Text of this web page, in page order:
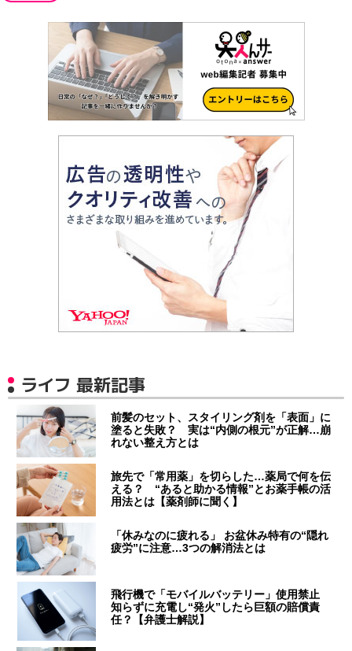
ライフ 最新記事
前髪のセット、スタイリング剤を「表面」に
塗ると失敗？ 実は“内側の根元”が正解…崩
れない整え方とは
旅先で「常用薬」を切らした…薬局で何を伝
える？ “あると助かる情報”とお薬手帳の活
用法とは【薬剤師に聞く】
「休みなのに疲れる」 お盆休み特有の“隠れ
疲労”に注意…3つの解消法とは
飛行機で「モバイルバッテリー」使用禁止
知らずに充電し“発火”したら巨額の賠償責
任？【弁護士解説】